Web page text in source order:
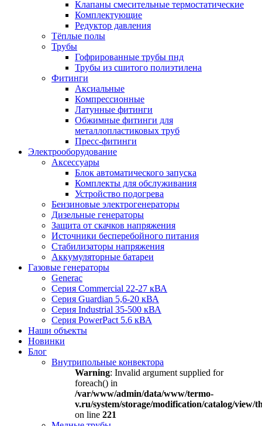
Клапаны смесительные термостатические
Комплектующие
Редуктор давления
Тёплые полы
Трубы
Гофрированные трубы пнд
Трубы из сшитого полиэтилена
Фитинги
Аксиальные
Компрессионные
Латунные фитинги
Обжимные фитинги для
металлопластиковых труб
Пресс-фитинги
Электрооборудование
Аксессуары
Блок автоматического запуска
Комплекты для обслуживания
Устройство подогрева
Бензиновые электрогенераторы
Дизельные генераторы
Защита от скачков напряжения
Источники бесперебойного питания
Стабилизаторы напряжения
Аккумуляторные батареи
Газовые генераторы
Generac
Серия Commercial 22-27 кВА
Серия Guardian 5,6-20 кВА
Серия Industrial 35-500 кВА
Серия PowerPact 5.6 кВА
Наши объекты
Новинки
Блог
Внутрипольные конвектора
Warning: Invalid argument supplied for
foreach() in
/var/www/admin/data/www/termo-
v.ru/system/storage/modification/catalog/view/
on line 221